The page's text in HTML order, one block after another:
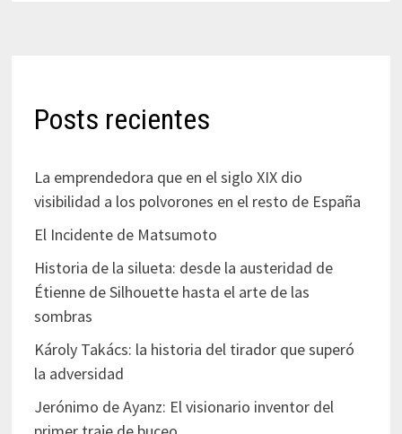
Posts recientes
La emprendedora que en el siglo XIX dio
visibilidad a los polvorones en el resto de España
El Incidente de Matsumoto
Historia de la silueta: desde la austeridad de
Étienne de Silhouette hasta el arte de las
sombras
Károly Takács: la historia del tirador que superó
la adversidad
Jerónimo de Ayanz: El visionario inventor del